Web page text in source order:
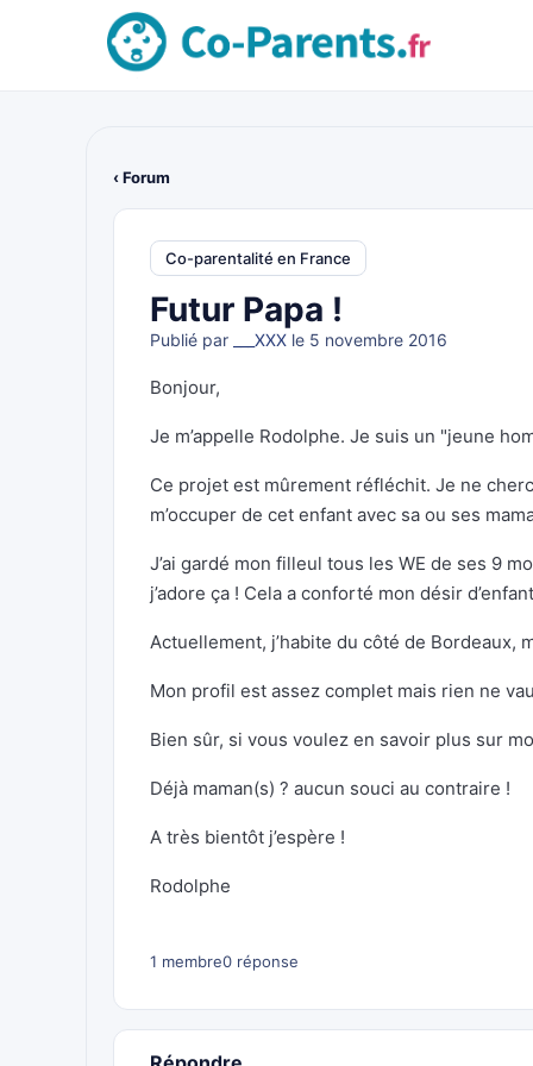
‹ Forum
Co-parentalité en France
Futur Papa !
Publié par ___XXX le 5 novembre 2016
Bonjour,
Je m’appelle Rodolphe. Je suis un "jeune
Ce projet est mûrement réfléchit. Je ne
m’occuper de cet enfant avec sa ou ses
J’ai gardé mon filleul tous les WE de ses 9
j’adore ça ! Cela a conforté mon désir
Actuellement, j’habite du côté de
Mon profil est assez complet mais rien ne
Bien sûr, si vous voulez en savoir plus sur
Déjà maman(s) ? aucun souci au contraire !
A très bientôt j’espère !
Rodolphe
1 membre0 réponse